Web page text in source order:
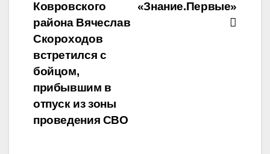
записям
«Знание.Первые»
Ковровского
района Вячеслав
Скороходов
встретился с
бойцом,
прибывшим в
отпуск из зоны
проведения СВО